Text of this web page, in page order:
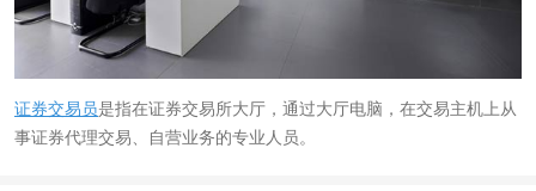
证券交易员是指在证券交易所大厅，通过大厅电脑，在交易主机上从
事证券代理交易、自营业务的专业人员。